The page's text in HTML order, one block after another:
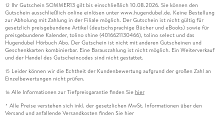
12 Ihr Gutschein SOMMER13 gilt bis einschließlich 10.08.2026. Sie können den
Gutschein ausschließlich online einlösen unter www.hugendubel.de. Keine Bestellung
zur Abholung mit Zahlung in der Filiale möglich. Der Gutschein ist nicht gültig für
gesetzlich preisgebundene Artikel (deutschsprachige Bücher und eBooks) sowie für
preisgebundene Kalender, tolino shine (4016621130466), tolino select und das
Hugendubel Hörbuch Abo. Der Gutschein ist nicht mit anderen Gutscheinen und
Geschenkkarten kombinierbar. Eine Barauszahlung ist nicht möglich. Ein Weiterverkauf
und der Handel des Gutscheincodes sind nicht gestattet.
15 Leider können wir die Echtheit der Kundenbewertung aufgrund der großen Zahl an
Einzelbewertungen nicht prüfen.
16 Alle Informationen zur Tiefpreisgarantie finden Sie hier
* Alle Preise verstehen sich inkl. der gesetzlichen MwSt. Informationen über den
Versand und anfallende Versandkosten finden Sie hier